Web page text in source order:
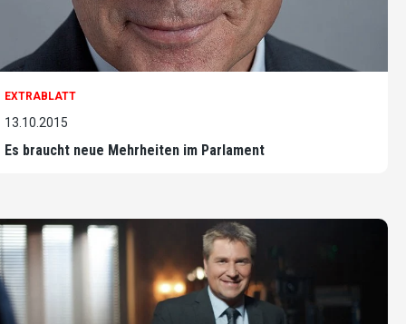
EXTRABLATT
13.10.2015
Es braucht neue Mehrheiten im Parlament